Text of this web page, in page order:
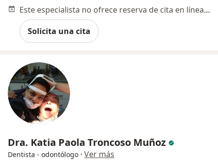
Este especialista no ofrece reserva de cita en línea en esta dirección.
Solicita una cita
Dra. Katia Paola Troncoso Muñoz
Dentista - odontólogo · Ver más